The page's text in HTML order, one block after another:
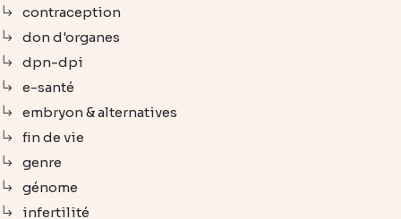
contraception
don d'organes
dpn-dpi
e-santé
embryon & alternatives
fin de vie
genre
génome
infertilité